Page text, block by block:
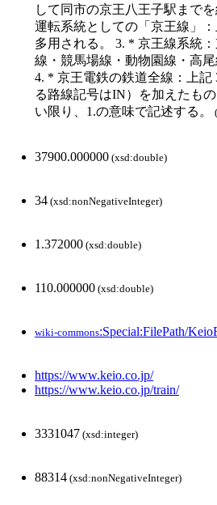
して同市の京王八王子駅まで
運転系統としての「京王線」
多用される。 3. * 京王線系統
線・競馬場線・動物園線・高
4. * 京王電鉄の鉄道全線：上記
る路線記号はIN）を加えたも
い限り、1.の意味で記述する。
37900.000000 (xsd:double)
34 (xsd:nonNegativeInteger)
1.372000 (xsd:double)
110.000000 (xsd:double)
wiki-commons:Special:FilePath/
https://www.keio.co.jp/
https://www.keio.co.jp/train/
3331047 (xsd:integer)
88314 (xsd:nonNegativeInteger)